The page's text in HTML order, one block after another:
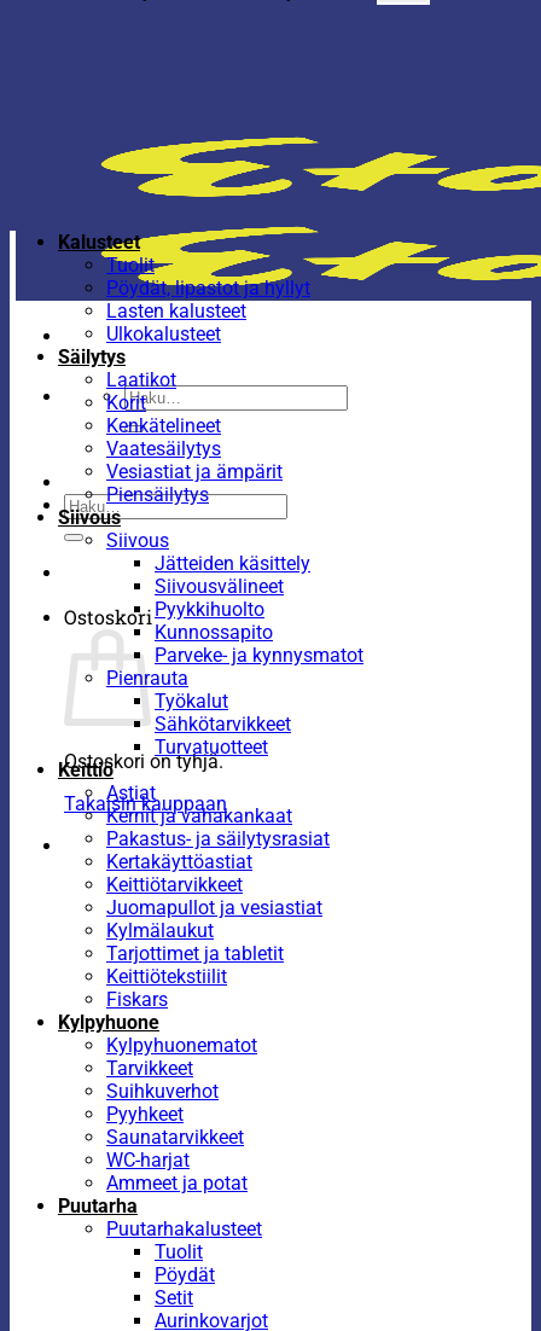
Etsi:
Etsi:
Ostoskori
Ostoskori on tyhjä.
Takaisin kauppaan
Kalusteet
Tuolit
Pöydät, lipastot ja hyllyt
Lasten kalusteet
Ulkokalusteet
Säilytys
Laatikot
Korit
Kenkätelineet
Vaatesäilytys
Vesiastiat ja ämpärit
Piensäilytys
Siivous
Siivous
Jätteiden käsittely
Siivousvälineet
Pyykkihuolto
Kunnossapito
Parveke- ja kynnysmatot
Pienrauta
Työkalut
Sähkötarvikkeet
Turvatuotteet
Keittiö
Astiat
Kernit ja vahakankaat
Pakastus- ja säilytysrasiat
Kertakäyttöastiat
Keittiötarvikkeet
Juomapullot ja vesiastiat
Kylmälaukut
Tarjottimet ja tabletit
Keittiötekstiilit
Fiskars
Kylpyhuone
Kylpyhuonematot
Tarvikkeet
Suihkuverhot
Pyyhkeet
Saunatarvikkeet
WC-harjat
Ammeet ja potat
Puutarha
Puutarhakalusteet
Tuolit
Pöydät
Setit
Aurinkovarjot